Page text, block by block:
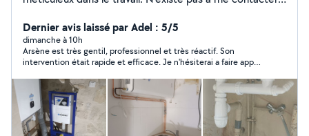
observation VOUS POUVEZ M'APPELER OU M'ÉCRIRE
SUR MON NUMÉRO DIRECTEMENT POUR M'AVOIR
PLUS RAPIDEMENT w0753800219w si je réponds pas à
vos demandes privés puisque je peux pas répondre au
demande qui ne sont pas dans mon périmètre de chant
d'action vous trouverez mon numéro sur mon profil
merci bien
Dernier avis laissé par Adel : 5/5
dimanche à 10h
Arsène est très gentil, professionnel et très réactif. Son
intervention était rapide et efficace. Je n'hésiterai a faire appel